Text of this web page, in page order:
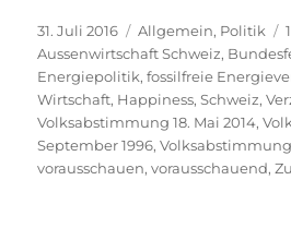
Veröffentlicht
am
31. Juli 2016 Kategorien
Allgemein, Politik
Aussenwirtschaft Schweiz,
Energiepolitik,fossilfreie
Wirtschaft, Happiness,Schweiz,
Volksabstimmung 18. Mai 2014,
September 1996,Volksabstimmung
vorausschauen,vorausschauend,